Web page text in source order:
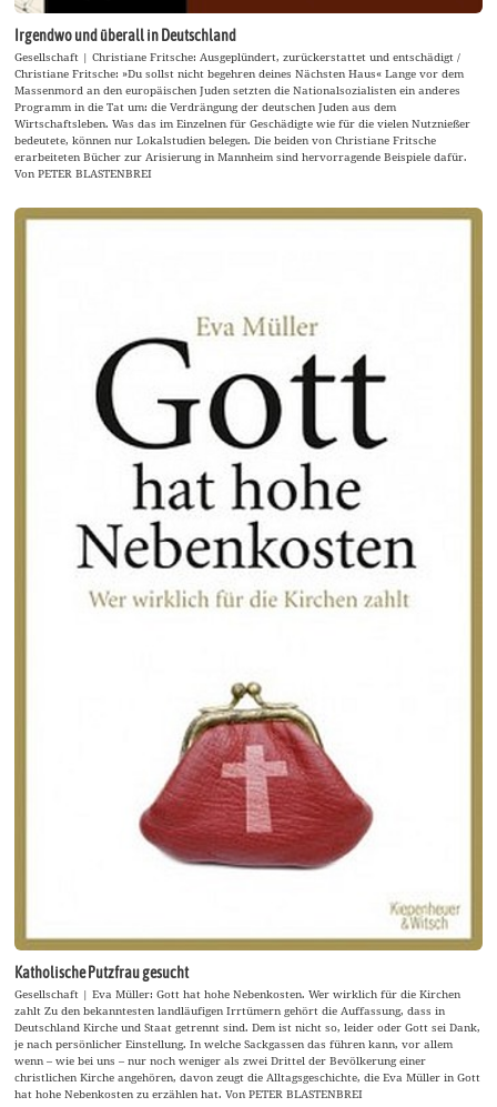
Irgendwo und überall in Deutschland
Gesellschaft | Christiane Fritsche: Ausgeplündert, zurückerstattet und entschädigt /
Christiane Fritsche: »Du sollst nicht begehren deines Nächsten Haus« Lange vor dem
Massenmord an den europäischen Juden setzten die Nationalsozialisten ein anderes
Programm in die Tat um: die Verdrängung der deutschen Juden aus dem
Wirtschaftsleben. Was das im Einzelnen für Geschädigte wie für die vielen Nutznießer
bedeutete, können nur Lokalstudien belegen. Die beiden von Christiane Fritsche
erarbeiteten Bücher zur Arisierung in Mannheim sind hervorragende Beispiele dafür.
Von PETER BLASTENBREI
Katholische Putzfrau gesucht
Gesellschaft | Eva Müller: Gott hat hohe Nebenkosten. Wer wirklich für die Kirchen
zahlt Zu den bekanntesten landläufigen Irrtümern gehört die Auffassung, dass in
Deutschland Kirche und Staat getrennt sind. Dem ist nicht so, leider oder Gott sei Dank,
je nach persönlicher Einstellung. In welche Sackgassen das führen kann, vor allem
wenn – wie bei uns – nur noch weniger als zwei Drittel der Bevölkerung einer
christlichen Kirche angehören, davon zeugt die Alltagsgeschichte, die Eva Müller in Gott
hat hohe Nebenkosten zu erzählen hat. Von PETER BLASTENBREI